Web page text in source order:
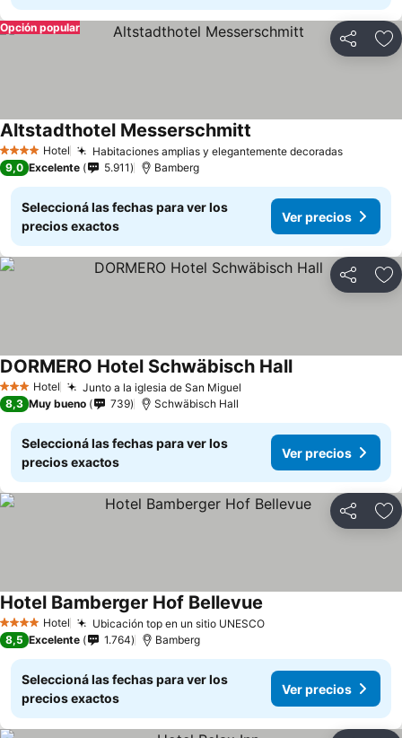
Compartir
Opción popular
4 EstrellasHotel Habitaciones amplias y elegantemente decoradas
Altstadthotel Messerschmitt
9,0 Excelente 5.911 Bamberg
Seleccioná las fechas para ver los
precios exactos
Ver precios
Compartir
3 Estrellas
Hotel Junto a la iglesia de San Miguel
DORMERO Hotel Schwäbisch Hall
8,3 Muy bueno 739 Schwäbisch Hall
Seleccioná las fechas para ver los
precios exactos
Ver precios
Compartir
4 EstrellasHotel Ubicación top en un sitio UNESCO
Hotel Bamberger Hof Bellevue
8,5 Excelente 1.764 Bamberg
Seleccioná las fechas para ver los
precios exactos
Ver precios